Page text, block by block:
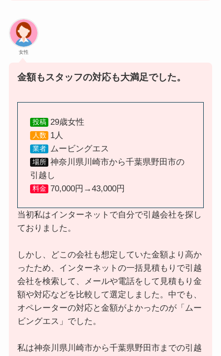
女性
金額もスタッフの対応も大満足でした。
投稿 29歳女性
人数 1人
業者 ムービングエス
場所 神奈川県川崎市から千葉県野田市の
引越し
料金 70,000円→43,000円
当初私はインターネットで自分で引越会社を探し
ておりました。
しかし、どこの会社も想定していた金額より高か
ったため、インターネットの一括見積もりで引越
会社を検索して、メールや電話をして見積もり金
額や対応などを比較して選定しました。中でも、
オペレーターの対応と金額がよかったのが「ムー
ビングエス」でした。
私は神奈川県川崎市から千葉県野田市までの引越